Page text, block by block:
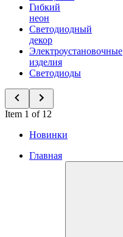
Гибкий
неон
Светодиодный
декор
Электроустановочные
изделия
Светодиоды
Item 1 of 12
Новинки
Главная